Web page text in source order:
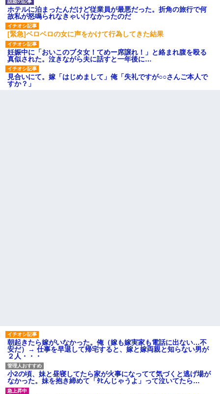
ホテルに泊まったんだけど従業員が最悪だった。折角の旅行で何
故私が怒鳴られなきゃいけなかったのだ
[緊急]ベロベロの女に声をかけて行為してきた結果
妊娠中に「おいこのブタ女！てめー席譲れ！」と絡まれ腹を殴る
真似された。泣きながら夫に話すと一年後に…
見合いにて。嫁「はじめまして」俺「失礼ですが○○さんご本人で
すか？」
朝起きたら嫁がいなかった。俺（嫁も嫁実家も電話に出ない…不
安だ）→ 仕事を早退して帰宅すると、嫁と嫁両親と知らない男が
２人・・・
小2の頃、妹と昼寝してたら家が火事になってて気づくと逃げ場が
なかった。妹を抱き締めて「ﾀﾋんじゃうよ」って泣いてたら…